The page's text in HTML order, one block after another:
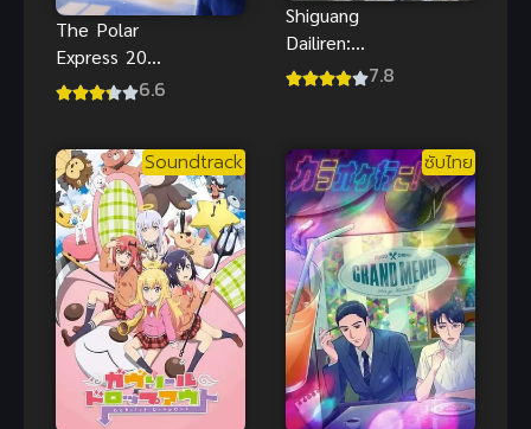
The Polar
Express 2004
เดอะโพลาร์
แอนิเมชันชั้น
ดี
6.6
Shiguang
Dailiren:
Yingdu Pian
เมืองไบรดอน
7.8
Soundtrack ซับไทย